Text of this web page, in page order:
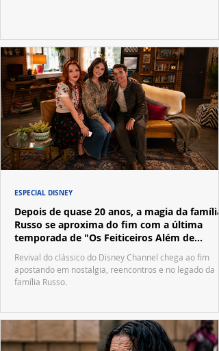
Depois de quase 20 anos, a magia da família
Russo se aproxima do fim com a última
temporada de "Os Feiticeiros Além de
Waverly Place"
Revival do clássico do Disney Channel chega ao fim
apostando em nostalgia, reencontros e no legado da
família Russo.
ESPECIAL DISNEY